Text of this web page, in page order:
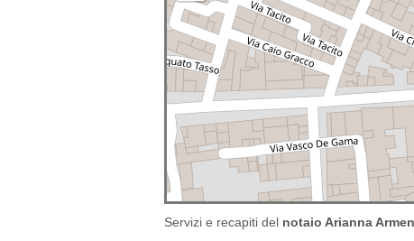
Servizi e recapiti del notaio Arianna